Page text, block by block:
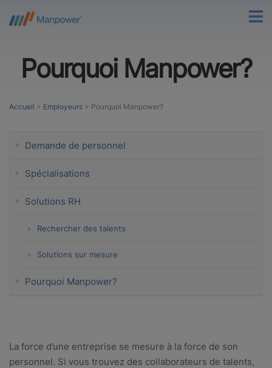
Pourquoi Manpower?
Accueil > Employeurs > Pourquoi Manpower?
Demande de personnel
Spécialisations
Solutions RH
Rechercher des talents
Solutions sur mesure
Pourquoi Manpower?
La force d’une entreprise se mesure à la force de son
personnel. Si vous trouvez des collaborateurs de talents,